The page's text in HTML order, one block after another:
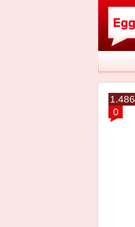
1.486
0